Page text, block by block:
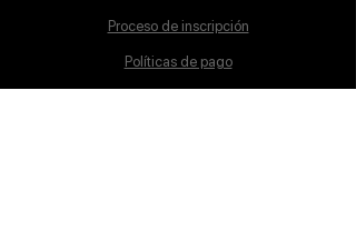
Proceso de inscripción
Políticas de pago